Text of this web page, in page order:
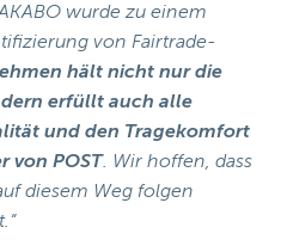
wurde zu einem
von Fairtrade-
hält nicht nur die
erfüllt auch alle
und den Tragekomfort
von POST. Wir hoffen, dass
diesem Weg folgen